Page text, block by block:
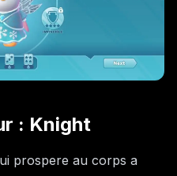
: Knight
prospere au corps a